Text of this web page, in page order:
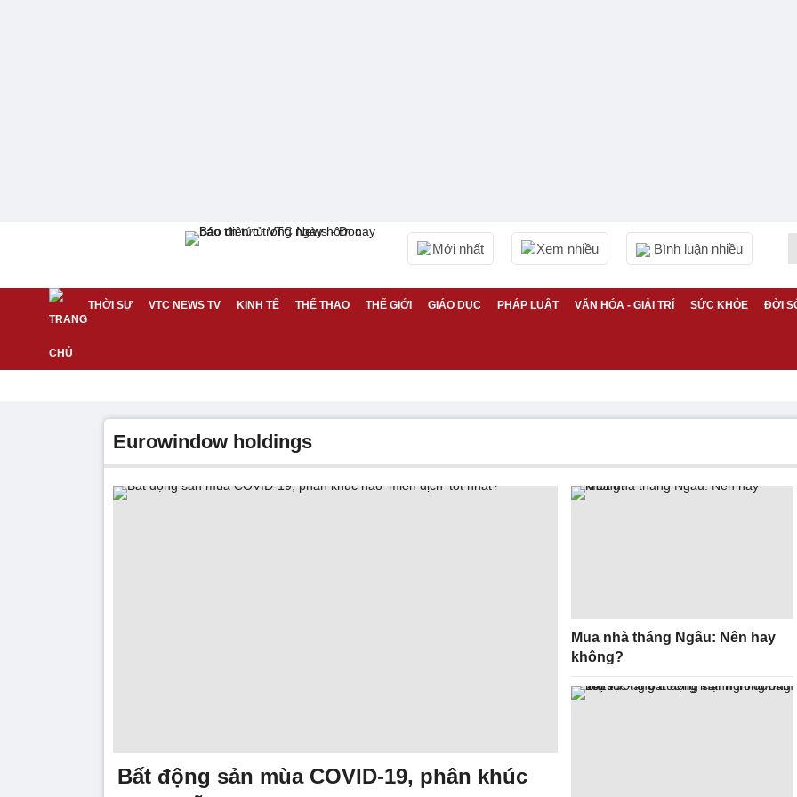
Mới nhất Xem nhiều Bình luận nhiều
THỜI SỰ VTC NEWS TV KINH TẾ THỂ THAO THẾ GIỚI GIÁO DỤC PHÁP LUẬT VĂN HÓA - GIẢI TRÍ SỨC KHỎE ĐỜI
eurowindow holdings
Bất động sản mùa COVID-19, phân khúc
Mua nhà tháng Ngâu: Nên hay
không?